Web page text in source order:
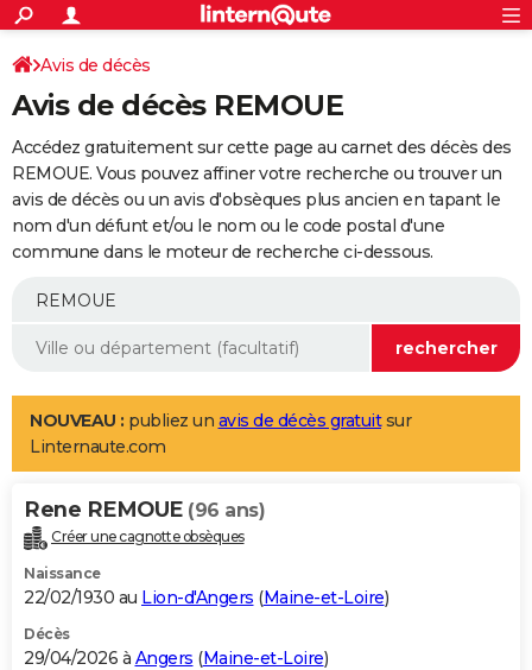
ACTUALITÉS
Politique
Société
Faits Divers
Education
Monde
Villes
+
SPORT
Coupe du monde 2026
Football
Tennis
Cyclisme
Rugby
Forum
Programme TV
TNT
Streaming
Cinéma
Sorties cinéma
Musique
+
FINANCE
Retraite
Epargne
Immobilier
Risques naturels par ville
Banque
Assurance
AUTO
Essais
Réserver un essai
Citadines
Berlines
SUV
Forum auto
+
Mobiles
Meilleur smartphone
Internet
Ordinateurs
Jeux vidéo
Guide high-tech
Aménagement intérieur
LIFESTYLE
Art de vivre
Bien-être
Loisirs
Mode
Modes de vie
Alimentation
Guide de la santé
Maladies
Médicaments
Sommeil
VOYAGE
Destinations
City break
Voyage nature
Voyage de noces
Forum
Climat
+PHOTO
GUIDES D'ACHAT
BONS PLANS
Avis de décès
Avis de décès REMOUE
Accédez gratuitement sur cette page au carnet des décès des
REMOUE. Vous pouvez affiner votre recherche ou trouver un
avis de décès ou un avis d'obsèques plus ancien en tapant le
nom d'un défunt et/ou le nom ou le code postal d'une
commune dans le moteur de recherche ci-dessous.
NOUVEAU : publiez un avis de décès gratuitsur
Linternaute.com
Rene REMOUE (96 ans)
Créer une cagnotte obsèques
Naissance
22/02/1930 au Lion-d'Angers (Maine-et-Loire)
Décès
29/04/2026 à Angers (Maine-et-Loire)